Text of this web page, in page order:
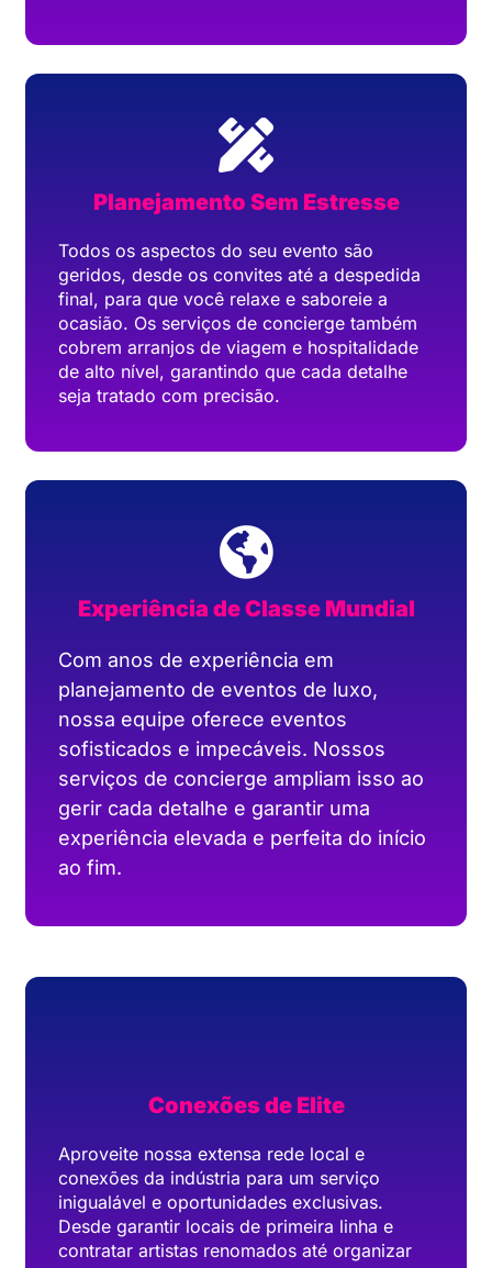
Planejamento Sem Estresse
Todos os aspectos do seu evento são
geridos, desde os convites até a despedida
final, para que você relaxe e saboreie a
ocasião. Os serviços de concierge também
cobrem arranjos de viagem e hospitalidade
de alto nível, garantindo que cada detalhe
seja tratado com precisão.
Experiência de Classe Mundial
Com anos de experiência em
planejamento de eventos de luxo,
nossa equipe oferece eventos
sofisticados e impecáveis. Nossos
serviços de concierge ampliam isso ao
gerir cada detalhe e garantir uma
experiência elevada e perfeita do início
ao fim.
Conexões de Elite
Aproveite nossa extensa rede local e
conexões da indústria para um serviço
inigualável e oportunidades exclusivas.
Desde garantir locais de primeira linha e
contratar artistas renomados até organizar